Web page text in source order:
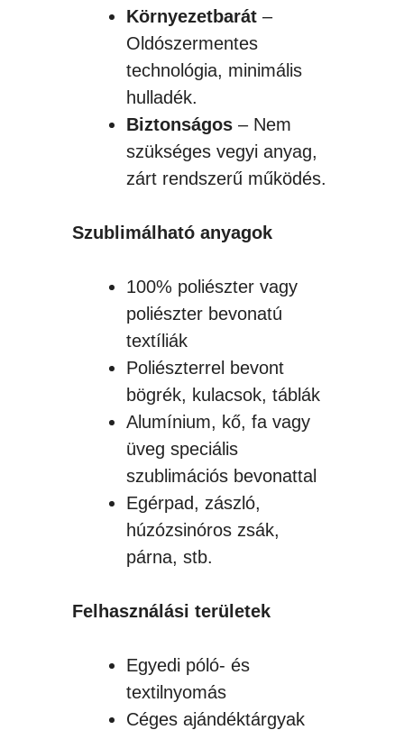
Környezetbarát –
Oldószermentes
technológia, minimális
hulladék.
Biztonságos – Nem
szükséges vegyi anyag,
zárt rendszerű működés.
Szublimálható anyagok
100% poliészter vagy
poliészter bevonatú
textíliák
Poliészterrel bevont
bögrék, kulacsok, táblák
Alumínium, kő, fa vagy
üveg speciális
szublimációs bevonattal
Egérpad, zászló,
húzózsinóros zsák,
párna, stb.
Felhasználási területek
Egyedi póló- és
textilnyomás
Céges ajándéktárgyak